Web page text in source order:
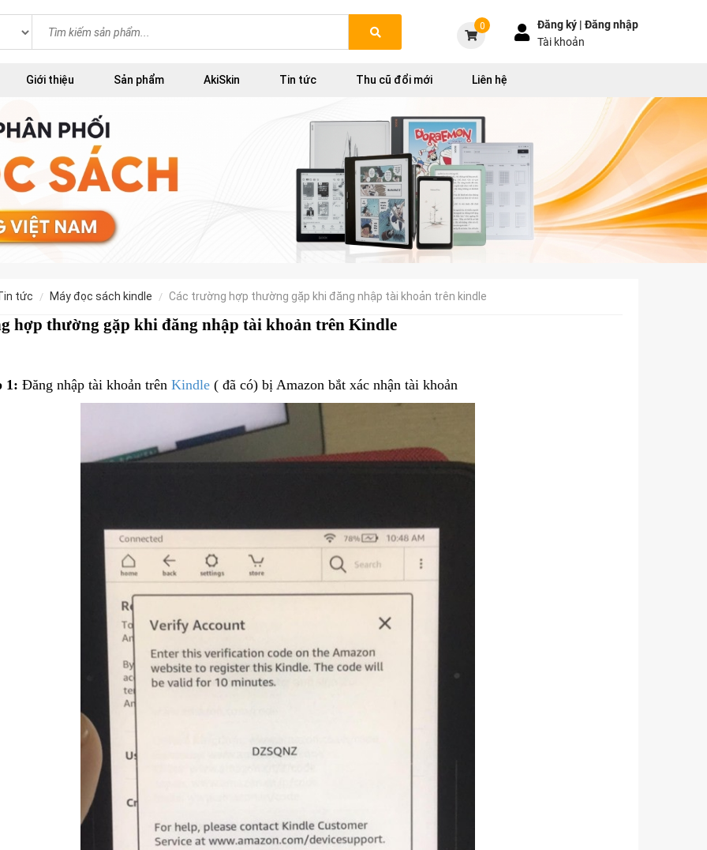
0 Đăng ký |Đăng nhập
Tài khoản
Giới thiệu Sản phẩm AkiSkin Tin tức Thu cũ đổi mới Liên hệ
tin tức máy đọc sách kindle các trường hợp thường gặp khi đăng nhập tài khoản trên kindle
hợp thường gặp khi đăng nhập tài khoản trên Kindle
1: Đăng nhập tài khoản trên Kindle ( đã có) bị Amazon bắt xác nhận tài khoản